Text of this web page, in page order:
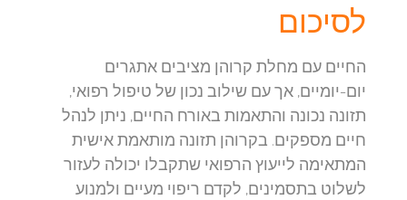
לסיכום
החיים עם מחלת קרוהן מציבים אתגרים
יום-יומיים, אך עם שילוב נכון של טיפול רפואי,
תזונה נכונה והתאמות באורח החיים, ניתן לנהל
חיים מספקים. בקרוהן תזונה מותאמת אישית
המתאימה לייעוץ הרפואי שתקבלו יכולה לעזור
לשלוט בתסמינים, לקדם ריפוי מעיים ולמנוע